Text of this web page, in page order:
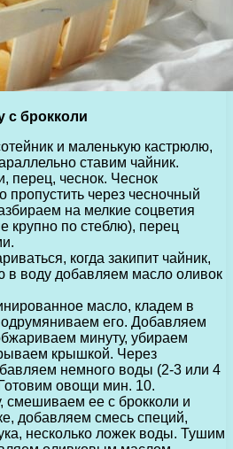
с брокколи
и маленькую кастрюлю,
ставим чайник.
перец, чеснок. Чеснок
пропустить через чесночный
на мелкие соцветия
крупно по стеблю), перец
когда закипит чайник,
в воду добавляем масло оливок
масло, кладем в
его. Добавляем
минуту, убираем
крышкой. Через
немного воды (2-3 или 4
овощи мин. 10.
смешиваем ее с брокколи и
добавляем смесь специй,
несколько ложек воды. Тушим